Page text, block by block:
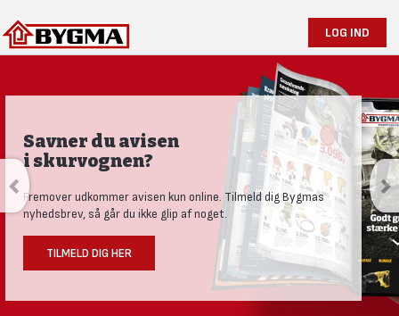
LOG IND
Savner du avisen
i skurvognen?
Fremover udkommer avisen kun online. Tilmeld dig Bygmas
nyhedsbrev, så går du ikke glip af noget.
TILMELD DIG HER